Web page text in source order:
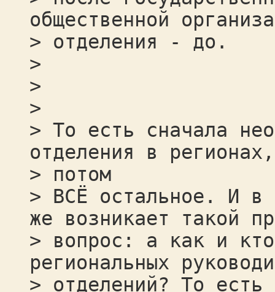
общественной
> отделения - до.
>
>
>
> То есть сначала
отделения в
> потом
> ВСЁ остальное. И в
же возникает такой
> вопрос: а как и кто
региональных
> отделений? То есть